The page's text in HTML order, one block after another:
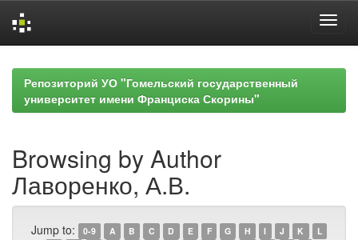
navigationРепозиторий УО "Гомельский государственный
университет имени Франциска Скорины"
Browsing by Author
Лаворенко, А.В.
Jump to: 0-9 A B C D E F G H I J K
L